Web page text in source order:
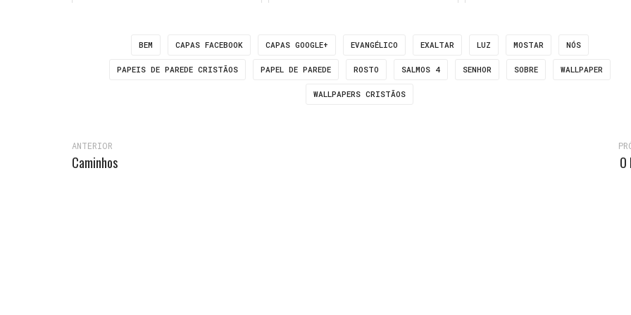
BEM CAPAS FACEBOOK CAPAS GOOGLE+ EVANGÉLICO EXALTAR LUZ MOSTAR NÓS
PAPEIS DE PAREDE CRISTÃOS PAPEL DE PAREDE ROSTO SALMOS 4 SENHOR SOBRE WALLPAPER
WALLPAPERS CRISTÃOS
ANTERIOR
Caminhos